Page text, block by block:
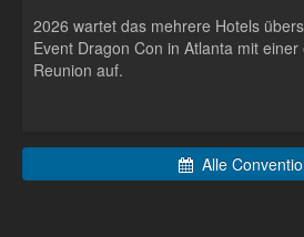
2026 wartet das mehrere Hotels
Event Dragon Con in Atlanta mit
Reunion auf.
Alle